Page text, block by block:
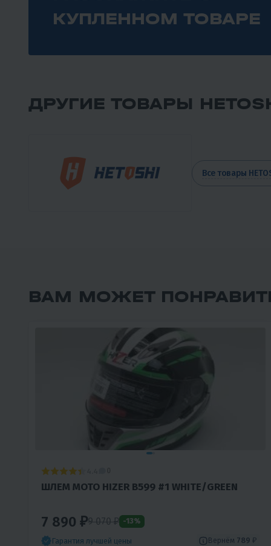
КУПЛЕННОМ ТОВАРЕ
ДРУГИЕ ТОВАРЫ
Все товары
ВАМ МОЖЕТ
ШЛЕМ МОТО HIZER B599 #1 WHITE/GREEN
7 890 ₽9 070₽ -13%
Гарантия лучшей цены Вернём 789 ₽